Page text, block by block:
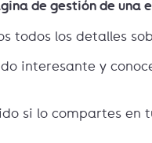
de gestión de una
todos los detalles
interesante y
si lo compartes en